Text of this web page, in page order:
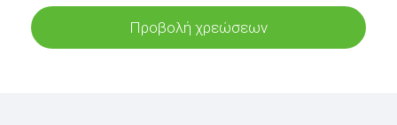
Προβολή χρεώσεων